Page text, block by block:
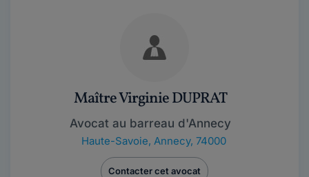
Maître Virginie DUPRAT
Avocat au barreau d'Annecy
Haute-Savoie, Annecy, 74000
Contacter cet avocat